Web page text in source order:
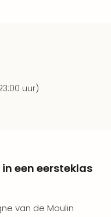
uur)
een eersteklas
van de Moulin